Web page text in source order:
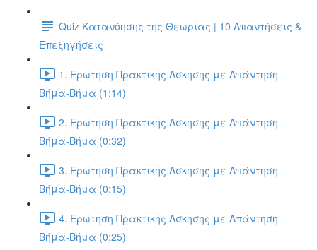
Quiz Κατανόησης της Θεωρίας | 10 Απαντήσεις &
Επεξηγήσεις
1. Ερώτηση Πρακτικής Άσκησης με Απάντηση
Βήμα-Βήμα (1:14)
2. Ερώτηση Πρακτικής Άσκησης με Απάντηση
Βήμα-Βήμα (0:32)
3. Ερώτηση Πρακτικής Άσκησης με Απάντηση
Βήμα-Βήμα (0:15)
4. Ερώτηση Πρακτικής Άσκησης με Απάντηση
Βήμα-Βήμα (0:25)